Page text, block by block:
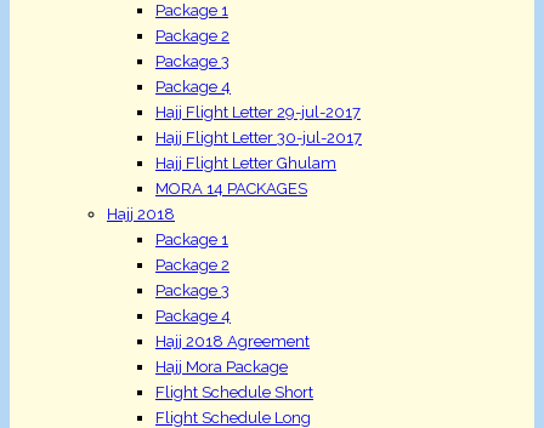
Package 1
Package 2
Package 3
Package 4
Hajj Flight Letter 29-jul-2017
Hajj Flight Letter 30-jul-2017
Hajj Flight Letter Ghulam
MORA 14 PACKAGES
Hajj 2018
Package 1
Package 2
Package 3
Package 4
Hajj 2018 Agreement
Hajj Mora Package
Flight Schedule Short
Flight Schedule Long